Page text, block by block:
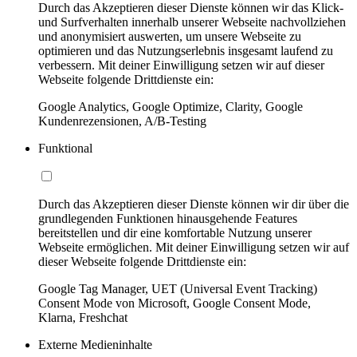
Durch das Akzeptieren dieser Dienste können wir das Klick-
und Surfverhalten innerhalb unserer Webseite nachvollziehen
und anonymisiert auswerten, um unsere Webseite zu
optimieren und das Nutzungserlebnis insgesamt laufend zu
verbessern. Mit deiner Einwilligung setzen wir auf dieser
Webseite folgende Drittdienste ein:
Google Analytics, Google Optimize, Clarity, Google
Kundenrezensionen, A/B-Testing
Funktional
Durch das Akzeptieren dieser Dienste können wir dir über die
grundlegenden Funktionen hinausgehende Features
bereitstellen und dir eine komfortable Nutzung unserer
Webseite ermöglichen. Mit deiner Einwilligung setzen wir auf
dieser Webseite folgende Drittdienste ein:
Google Tag Manager, UET (Universal Event Tracking)
Consent Mode von Microsoft, Google Consent Mode,
Klarna, Freshchat
Externe Medieninhalte